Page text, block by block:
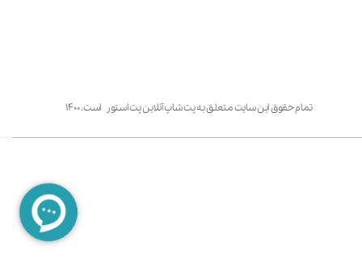
تمام حقوق این سایت متعلق به پت شاپ آنلاین پت استور است. ۱۴۰۰